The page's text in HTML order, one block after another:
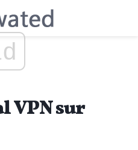
VPN sur